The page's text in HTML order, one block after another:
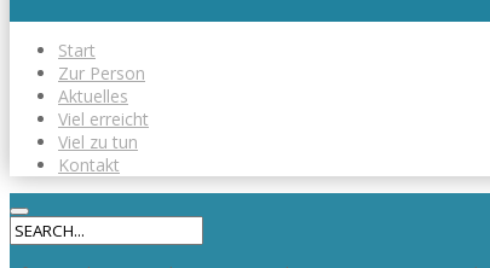
Start
Zur Person
Aktuelles
Viel erreicht
Viel zu tun
Kontakt